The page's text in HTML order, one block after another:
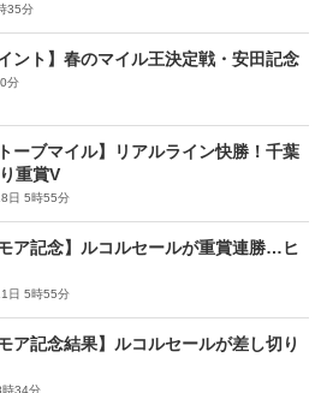
35分
ント】春のマイル王決定戦・安田記念
分
ーブマイル】リアルライン快勝！千葉
重賞V
日 5時55分
ア記念】ルコルセールが重賞連勝…ヒ
日 5時55分
ア記念結果】ルコルセールが差し切り
34分